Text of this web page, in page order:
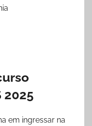
2025
em ingressar na